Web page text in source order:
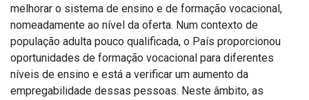
melhorar o sistema de ensino e de formação vocacional,
nomeadamente ao nível da oferta. Num contexto de
população adulta pouco qualificada, o País proporcionou
oportunidades de formação vocacional para diferentes
níveis de ensino e está a verificar um aumento da
empregabilidade dessas pessoas. Neste âmbito, as